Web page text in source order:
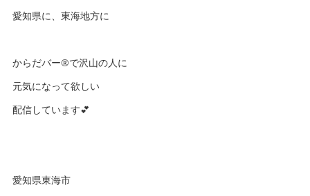
愛知県に、東海地方に
からだバー®️で沢山の人に
元気になって欲しい
配信しています💕
愛知県東海市